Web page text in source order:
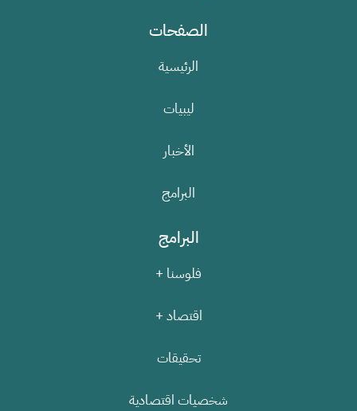
الصفحات
الرئيسية
ليبيات
الأخبار
البرامج
البرامج
فلوسنا +
اقتصاد +
تحقيقات
شخصيات اقتصادية